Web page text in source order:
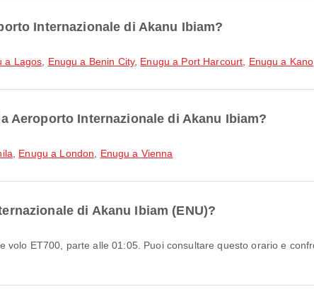
Internazionale di Akanu Ibiam?
a Lagos Enugu a Benin City, Enugu a Port Harcourt Enugu a Kano
Aeroporto Internazionale di Akanu Ibiam?
Enugu a London Enugu a Vienna
di Akanu Ibiam (ENU)?